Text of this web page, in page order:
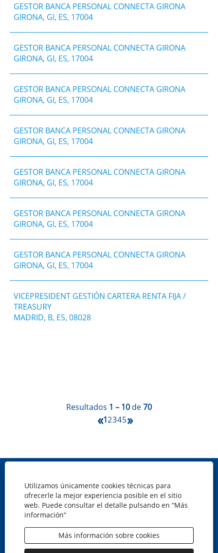
Utilizamos únicamente cookies técnicas para
ofrecerle la mejor experiencia posible en el sitio
web. Puede consultar el detalle pulsando en “Más
información”
Más información sobre cookies
Resultados 1 – 10 de70
«12345»
​GESTOR BANCA PERSONAL CONNECTA GIRONA
GIRONA, GI, ES, 17004
​GESTOR BANCA PERSONAL CONNECTA GIRONA
GIRONA, GI, ES, 17004
​GESTOR BANCA PERSONAL CONNECTA GIRONA
GIRONA, GI, ES, 17004
​GESTOR BANCA PERSONAL CONNECTA GIRONA
GIRONA, GI, ES, 17004
​GESTOR BANCA PERSONAL CONNECTA GIRONA
GIRONA, GI, ES, 17004
​GESTOR BANCA PERSONAL CONNECTA GIRONA
GIRONA, GI, ES, 17004
​GESTOR BANCA PERSONAL CONNECTA GIRONA
GIRONA, GI, ES, 17004
VICEPRESIDENT GESTIÓN CARTERA RENTA FIJA /
TREASURY
MADRID, B, ES, 08028
Mapa web
Política de cookies
Privacidad
Accesibilidad
S
e
S
e
S
e
S
e